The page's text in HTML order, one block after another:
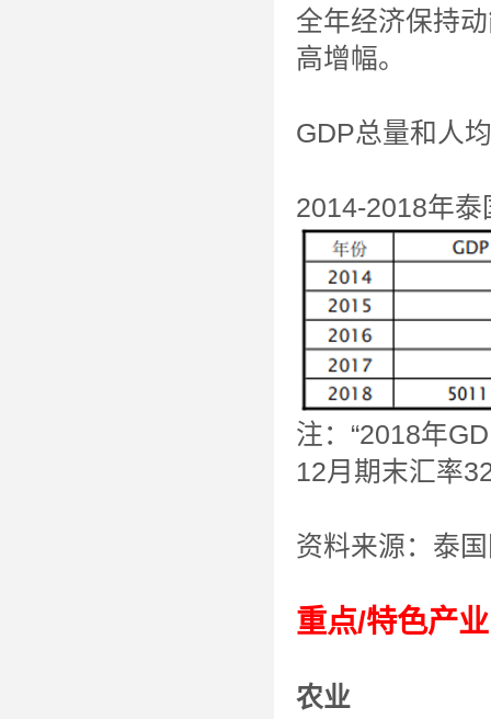
全年经济保持
高增幅。
GDP总量和人
2014-2018年
注：“2018年
12月期末汇率
资料来源：泰
重点/特色产业
农业